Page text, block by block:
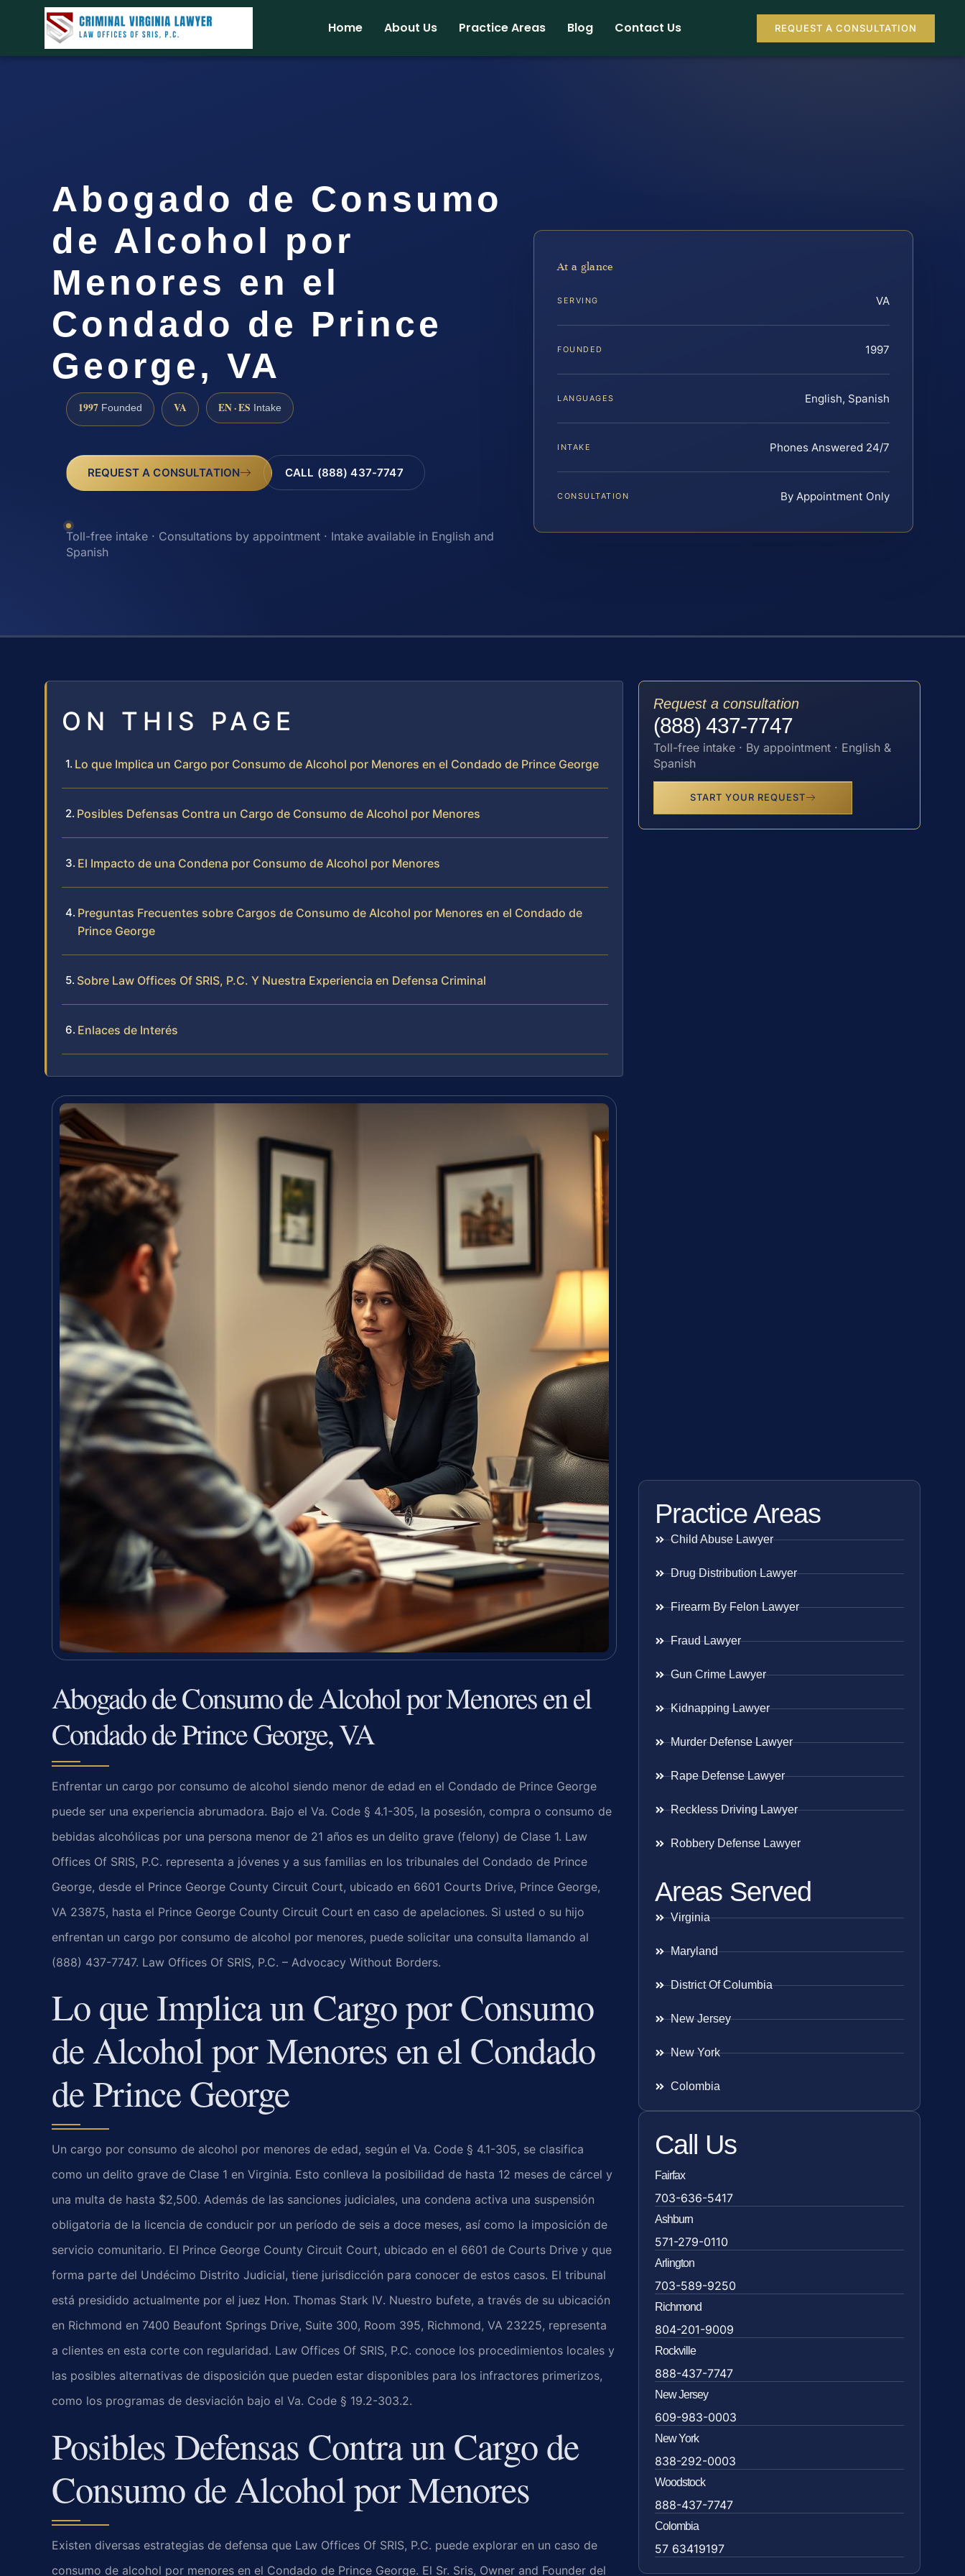
Home About Us Practice Areas Blog Contact Us REQUEST A CONSULTATION
Abogado de Consumo
de Alcohol por
Menores en el
Condado de Prince
George, VA
1997 Founded VA EN · ES Intake
REQUEST A CONSULTATION CALL (888) 437-7747
Toll-free intake · Consultations by appointment · Intake available in English and
Spanish
At a glance
SERVING VA
FOUNDED 1997
LANGUAGES English, Spanish
INTAKE Phones Answered 24/7
CONSULTATION By Appointment Only
ON THIS PAGE
Lo que Implica un Cargo por Consumo de Alcohol por Menores en el Condado de Prince George
Posibles Defensas Contra un Cargo de Consumo de Alcohol por Menores
El Impacto de una Condena por Consumo de Alcohol por Menores
Preguntas Frecuentes sobre Cargos de Consumo de Alcohol por Menores en el Condado de
Prince George
Sobre Law Offices Of SRIS, P.C. Y Nuestra Experiencia en Defensa Criminal
Enlaces de Interés
Abogado de Consumo de Alcohol por Menores en el
Condado de Prince George, VA
Enfrentar un cargo por consumo de alcohol siendo menor de edad en el Condado de Prince George
puede ser una experiencia abrumadora. Bajo el Va. Code § 4.1-305, la posesión, compra o consumo de
bebidas alcohólicas por una persona menor de 21 años es un delito grave (felony) de Clase 1. Law
Offices Of SRIS, P.C. representa a jóvenes y a sus familias en los tribunales del Condado de Prince
George, desde el Prince George County Circuit Court, ubicado en 6601 Courts Drive, Prince George,
VA 23875, hasta el Prince George County Circuit Court en caso de apelaciones. Si usted o su hijo
enfrentan un cargo por consumo de alcohol por menores, puede solicitar una consulta llamando al
(888) 437-7747. Law Offices Of SRIS, P.C. – Advocacy Without Borders.
Lo que Implica un Cargo por Consumo
de Alcohol por Menores en el Condado
de Prince George
Un cargo por consumo de alcohol por menores de edad, según el Va. Code § 4.1-305, se clasifica
como un delito grave de Clase 1 en Virginia. Esto conlleva la posibilidad de hasta 12 meses de cárcel y
una multa de hasta $2,500. Además de las sanciones judiciales, una condena activa una suspensión
obligatoria de la licencia de conducir por un período de seis a doce meses, así como la imposición de
servicio comunitario. El Prince George County Circuit Court, ubicado en el 6601 de Courts Drive y que
forma parte del Undécimo Distrito Judicial, tiene jurisdicción para conocer de estos casos. El tribunal
está presidido actualmente por el juez Hon. Thomas Stark IV. Nuestro bufete, a través de su ubicación
en Richmond en 7400 Beaufont Springs Drive, Suite 300, Room 395, Richmond, VA 23225, representa
a clientes en esta corte con regularidad. Law Offices Of SRIS, P.C. conoce los procedimientos locales y
las posibles alternativas de disposición que pueden estar disponibles para los infractores primerizos,
como los programas de desviación bajo el Va. Code § 19.2-303.2.
Posibles Defensas Contra un Cargo de
Consumo de Alcohol por Menores
Existen diversas estrategias de defensa que Law Offices Of SRIS, P.C. puede explorar en un caso de
consumo de alcohol por menores en el Condado de Prince George. El Sr. Sris, Owner and Founder del
Request a consultation
(888) 437-7747
Toll-free intake · By appointment · English &
Spanish
START YOUR REQUEST
Practice Areas
Child Abuse Lawyer
Drug Distribution Lawyer
Firearm By Felon Lawyer
Fraud Lawyer
Gun Crime Lawyer
Kidnapping Lawyer
Murder Defense Lawyer
Rape Defense Lawyer
Reckless Driving Lawyer
Robbery Defense Lawyer
Areas Served
Virginia
Maryland
District Of Columbia
New Jersey
New York
Colombia
Call Us
Fairfax
703-636-5417
Ashburn
571-279-0110
Arlington
703-589-9250
Richmond
804-201-9009
Rockville
888-437-7747
New Jersey
609-983-0003
New York
838-292-0003
Woodstock
888-437-7747
Colombia
57 63419197